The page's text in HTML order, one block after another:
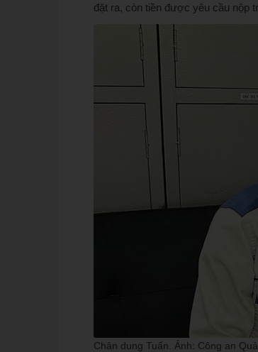
đặt ra, còn tiền được yêu cầu nộp
Chân dung Tuấn. Ảnh: Công an